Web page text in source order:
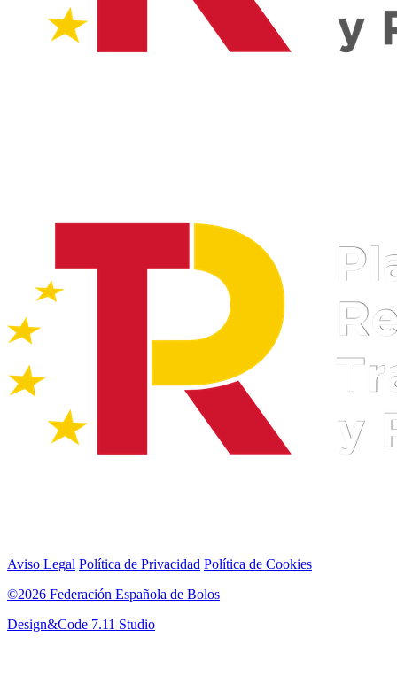
Aviso Legal Política de Privacidad Política de Cookies
©2026 Federación Española de Bolos
Design&Code 7.11 Studio